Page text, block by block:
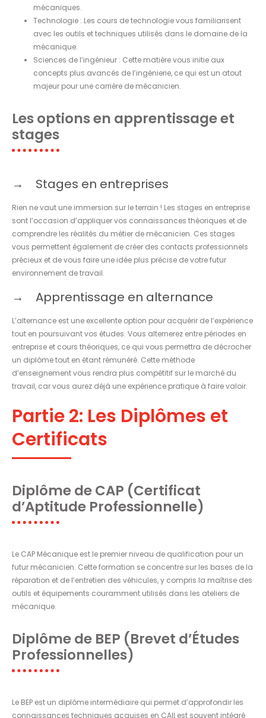
mécaniques.
Technologie : Les cours de technologie vous familiarisent
avec les outils et techniques utilisés dans le domaine de la
mécanique.
Sciences de l’ingénieur : Cette matière vous initie aux
concepts plus avancés de l’ingénierie, ce qui est un atout
majeur pour une carrière de mécanicien.
Les options en apprentissage et
stages
Stages en entreprises
Rien ne vaut une immersion sur le terrain ! Les stages en entreprise
sont l’occasion d’appliquer vos connaissances théoriques et de
comprendre les réalités du métier de mécanicien. Ces stages
vous permettent également de créer des contacts professionnels
précieux et de vous faire une idée plus précise de votre futur
environnement de travail.
Apprentissage en alternance
L’alternance est une excellente option pour acquérir de l’expérience
tout en poursuivant vos études. Vous alternerez entre périodes en
entreprise et cours théoriques, ce qui vous permettra de décrocher
un diplôme tout en étant rémunéré. Cette méthode
d’enseignement vous rendra plus compétitif sur le marché du
travail, car vous aurez déjà une expérience pratique à faire valoir.
Partie 2: Les Diplômes et
Certificats
Diplôme de CAP (Certificat
d’Aptitude Professionnelle)
Le CAP Mécanique est le premier niveau de qualification pour un
futur mécanicien. Cette formation se concentre sur les bases de la
réparation et de l’entretien des véhicules, y compris la maîtrise des
outils et équipements couramment utilisés dans les ateliers de
mécanique.
Diplôme de BEP (Brevet d’Études
Professionnelles)
Le BEP est un diplôme intermédiaire qui permet d’approfondir les
connaissances techniques acquises en CAIl est souvent intégré